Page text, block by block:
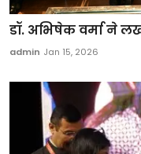
डॉ. अभिषेक वर्मा ने
admin Jan 15, 2026